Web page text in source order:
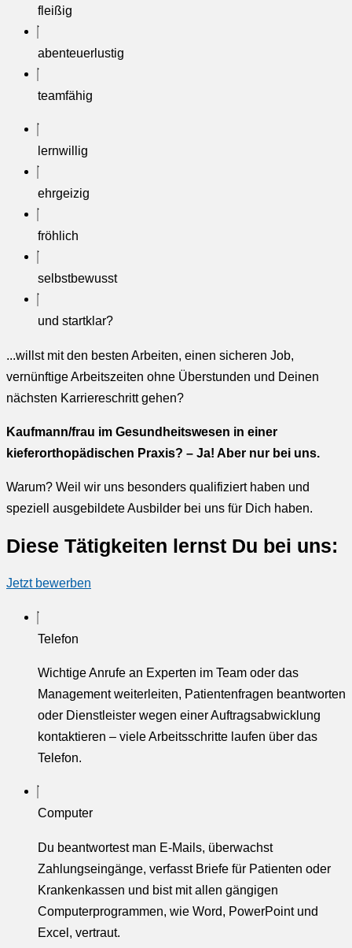
fleißig
abenteuer­lustig
teamfähig
lernwillig
ehrgeizig
fröhlich
selbstbewusst
und startklar?
...willst mit den besten Arbeiten, einen sicheren Job,
vernünftige Arbeitszeiten ohne Überstunden und Deinen
nächsten Karriereschritt gehen?
Kaufmann/frau im Gesundheitswesen in einer
kieferorthopädischen Praxis? – Ja! Aber nur bei uns.
Warum? Weil wir uns besonders qualifiziert haben und
speziell ausgebildete Ausbilder bei uns für Dich haben.
Diese Tätigkeiten lernst Du bei uns:
Jetzt bewerben
Telefon
Wichtige Anrufe an Experten im Team oder das
Management weiterleiten, Patientenfragen beantworten
oder Dienstleister wegen einer Auftragsabwicklung
kontaktieren – viele Arbeitsschritte laufen über das
Telefon.
Computer
Du beantwortest man E-Mails, überwachst
Zahlungseingänge, verfasst Briefe für Patienten oder
Krankenkassen und bist mit allen gängigen
Computerprogrammen, wie Word, PowerPoint und
Excel, vertraut.